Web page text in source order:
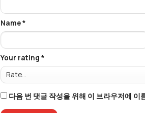
Your rating *
Name*
다음 번 댓글 작성을 위해 이 브라우저에